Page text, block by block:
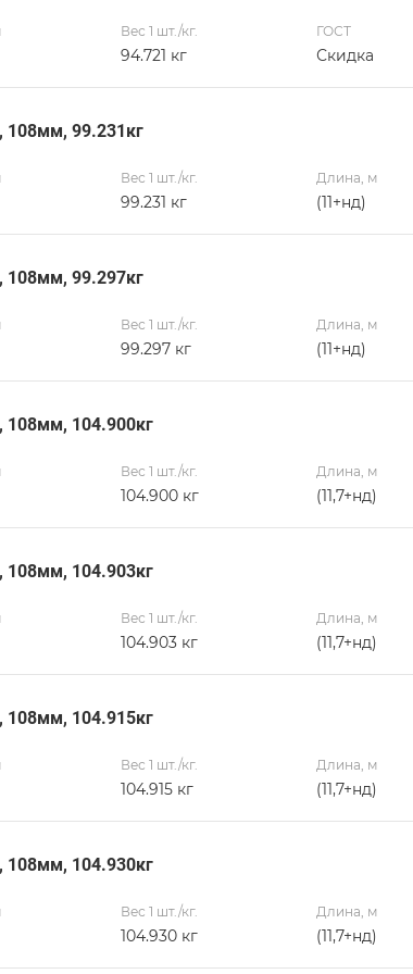
Вес 1 шт./кг.
94.721 кг
ГОСТ
Скидка
108мм, 99.231кг
Вес 1 шт./кг.
99.231 кг
Длина, м
(11+нд)
108мм, 99.297кг
Вес 1 шт./кг.
99.297 кг
Длина, м
(11+нд)
108мм, 104.900кг
Вес 1 шт./кг.
104.900 кг
Длина, м
(11,7+нд)
108мм, 104.903кг
Вес 1 шт./кг.
104.903 кг
Длина, м
(11,7+нд)
108мм, 104.915кг
Вес 1 шт./кг.
104.915 кг
Длина, м
(11,7+нд)
108мм, 104.930кг
Вес 1 шт./кг.
104.930 кг
Длина, м
(11,7+нд)